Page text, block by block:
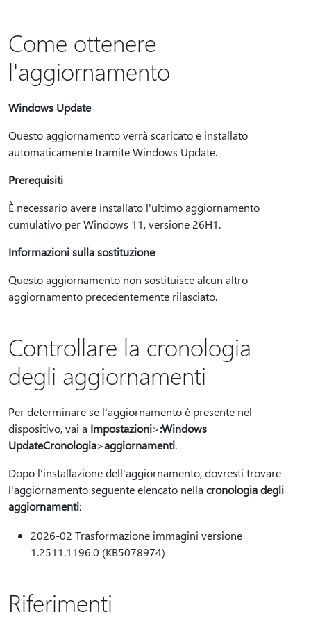
Come ottenere
l'aggiornamento
Windows Update
Questo aggiornamento verrà scaricato e installato
automaticamente tramite Windows Update.
Prerequisiti
È necessario avere installato l'ultimo aggiornamento
cumulativo per Windows 11, versione 26H1.
Informazioni sulla sostituzione
Questo aggiornamento non sostituisce alcun altro
aggiornamento precedentemente rilasciato.
Controllare la cronologia
degli aggiornamenti
Per determinare se l'aggiornamento è presente nel
dispositivo, vai a Impostazioni>:Windows
UpdateCronologia>aggiornamenti.
Dopo l'installazione dell'aggiornamento, dovresti trovare
l'aggiornamento seguente elencato nella cronologia degli
aggiornamenti:
2026-02 Trasformazione immagini versione
1.2511.1196.0 (KB5078974)
Riferimenti